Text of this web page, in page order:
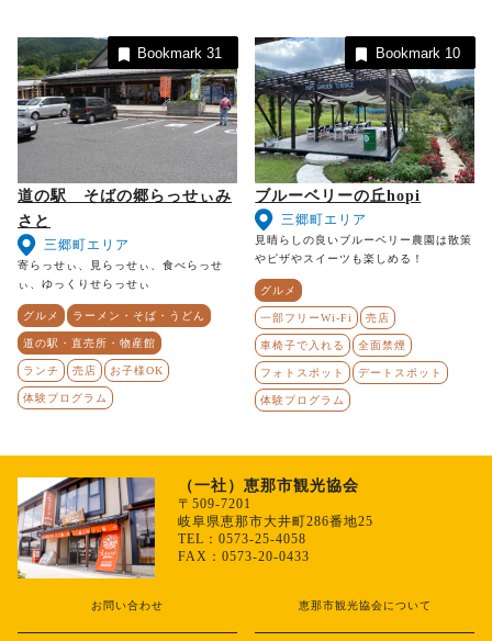
道の駅 そばの郷らっせぃみ
さと
三郷町エリア
寄らっせぃ、見らっせぃ、食べらっせ
ぃ、ゆっくりせらっせぃ
グルメ ラーメン・そば・うどん
道の駅・直売所・物産館
ランチ 売店 お子様OK
体験プログラム
Bookmark31
ブルーベリーの丘hopi
三郷町エリア
見晴らしの良いブルーベリー農園は散策
やピザやスイーツも楽しめる！
グルメ
一部フリーWi-Fi 売店
車椅子で入れる 全面禁煙
フォトスポット デートスポット
体験プログラム
Bookmark 10
（一社）恵那市観光協会
〒509-7201
岐阜県恵那市大井町286番地25
TEL：0573-25-4058
FAX：0573-20-0433
お問い合わせ 恵那市観光協会について